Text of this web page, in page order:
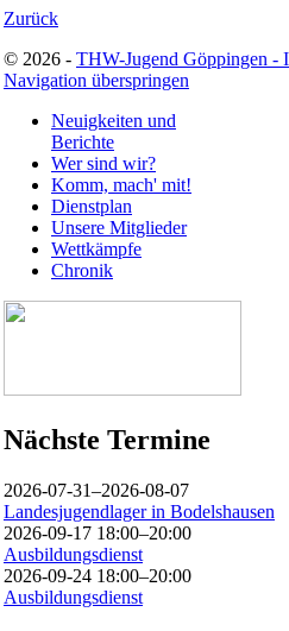
Zurück
© 2026 - THW-Jugend Göppingen -
Navigation überspringen
Neuigkeiten und
Berichte
Wer sind wir?
Komm, mach' mit!
Dienstplan
Unsere Mitglieder
Wettkämpfe
Chronik
Nächste Termine
2026-07-31–2026-08-07
Landesjugendlager in Bodelshausen
2026-09-17 18:00–20:00
Ausbildungsdienst
2026-09-24 18:00–20:00
Ausbildungsdienst